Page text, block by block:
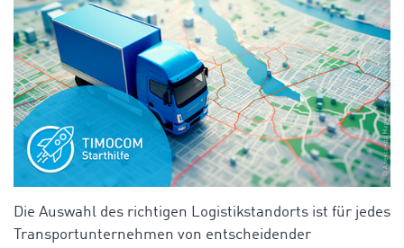
Die Auswahl des richtigen Logistikstandorts ist für jedes
Transportunternehmen von entscheidender